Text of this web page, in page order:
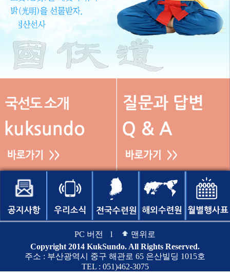
PC 버전 l
맨위로
Copyright 2014 KukSundo. All Rights Reserved.
주소 : 부산광역시 중구 해관로 65 은산빌딩 1015호
TEL : 051)462-3075